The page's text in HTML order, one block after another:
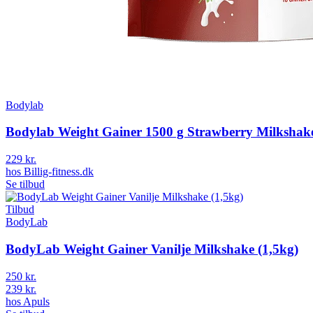
Bodylab
Bodylab Weight Gainer 1500 g Strawberry
229 kr.
hos Billig-fitness.dk
Se tilbud
Tilbud
BodyLab
BodyLab Weight Gainer Vanilje Milkshake (1,5kg)
250 kr.
239 kr.
hos Apuls